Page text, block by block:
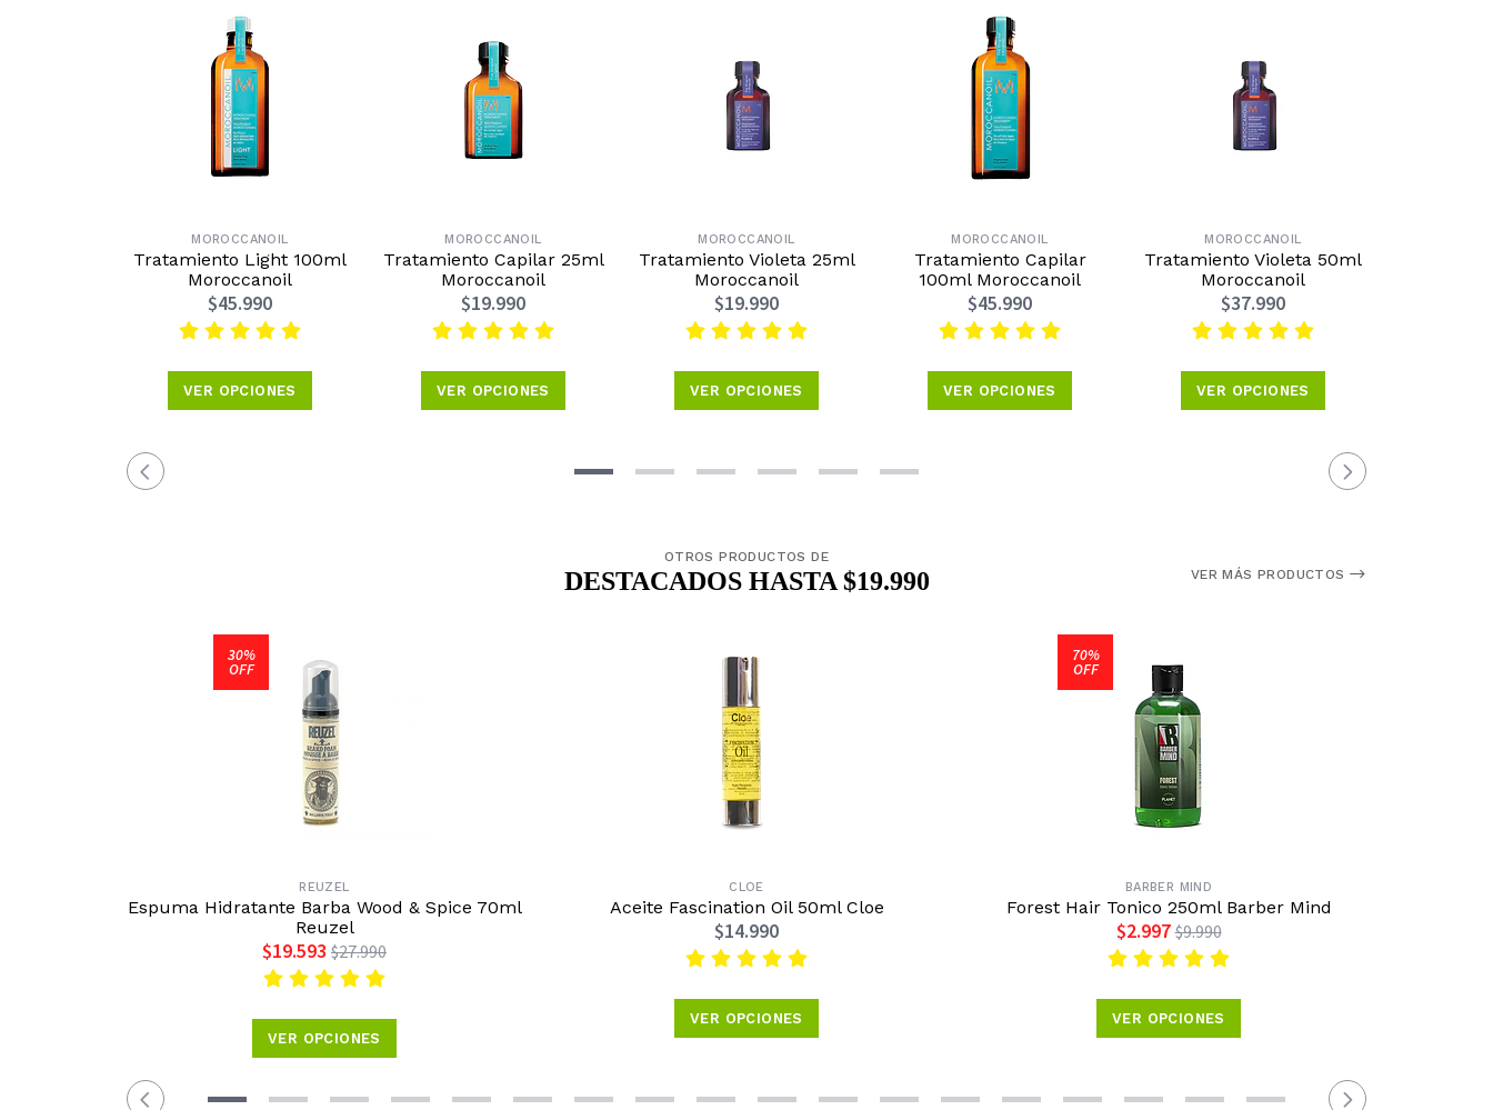
MOROCCANOIL
Tratamiento Light 100ml
Moroccanoil
$45.990
VER OPCIONES
MOROCCANOIL
Tratamiento Capilar 25ml
Moroccanoil
$19.990
VER OPCIONES
MOROCCANOIL
Tratamiento Violeta 25ml
Moroccanoil
$19.990
VER OPCIONES
MOROCCANOIL
Tratamiento Capilar
100ml Moroccanoil
$45.990
VER OPCIONES
MOROCCANOIL
Tratamiento Violeta 50ml
Moroccanoil
$37.990
VER OPCIONES
OTROS PRODUCTOS DE
DESTACADOS HASTA $19.990 VER MÁS PRODUCTOS
30%
OFF
REUZEL
Espuma Hidratante Barba Wood & Spice 70ml
Reuzel
$19.593 $27.990
VER OPCIONES
CLOE
Aceite Fascination Oil 50ml Cloe
$14.990
VER OPCIONES
70%
OFF
BARBER MIND
Forest Hair Tonico 250ml Barber Mind
$2.997 $9.990
VER OPCIONES